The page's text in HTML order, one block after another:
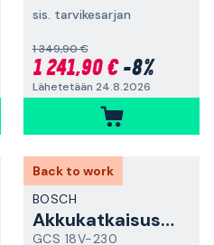
sis. tarvikesarjan
1 349,90 €
1 241,90 €-8%
Lähetetään 24.8.2026
Back to work
BOSCH
Akkukatkaisusaha
GCS 18V-230